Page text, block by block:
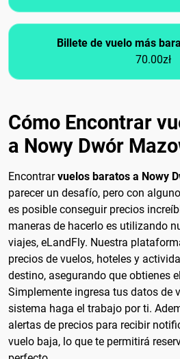
Billete de vuelo más
70.00zł
Cómo Encontrar
a Nowy Dwór
Encontrarvuelos baratos a Nowy
parecer un desafío, pero con
es posible conseguir precios
maneras de hacerlo es utilizando
viajes, eLandFly. Nuestra
precios de vuelos, hoteles y
destino, asegurando que obtienes
Simplemente ingresa tus datos de
sistema haga el trabajo por ti.
alertas de precios para recibir
vuelo baja, lo que te permitirá